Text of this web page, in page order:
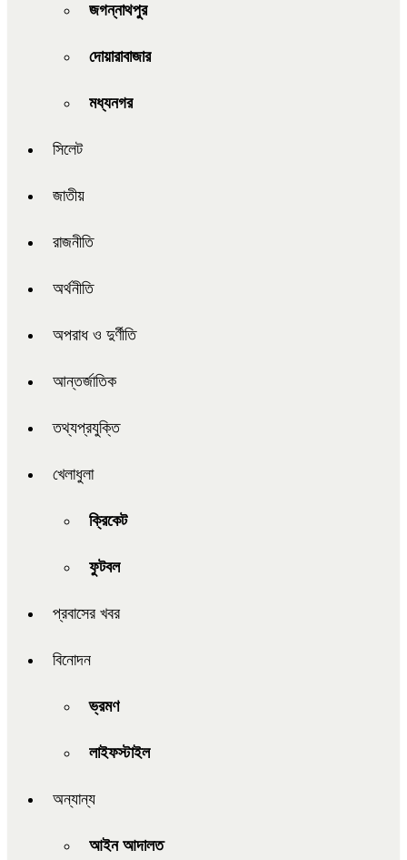
জগন্নাথপুর
দোয়ারাবাজার
মধ্যনগর
সিলেট
জাতীয়
রাজনীতি
অর্থনীতি
অপরাধ ও দুর্ণীতি
আন্তর্জাতিক
তথ্যপ্রযুক্তি
খেলাধুলা
ক্রিকেট
ফুটবল
প্রবাসের খবর
বিনোদন
ভ্রমণ
লাইফস্টাইল
অন্যান্য
আইন আদালত